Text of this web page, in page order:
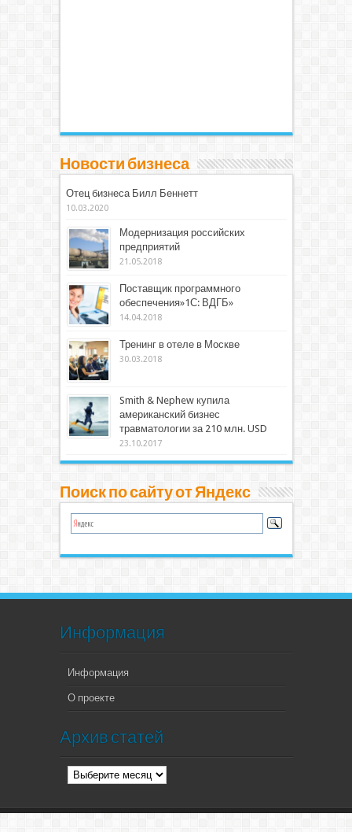
Новости бизнеса
Отец бизнеса Билл Беннетт
10.03.2020
Модернизация российских
предприятий
21.05.2018
Поставщик программного
обеспечения»1С: ВДГБ»
14.04.2018
Тренинг в отеле в Москве
30.03.2018
Smith & Nephew купила
американский бизнес
травматологии за 210 млн. USD
23.10.2017
Поиск по сайту от Яндекс
Информация
Информация
О проекте
Архив статей
Архив
статей